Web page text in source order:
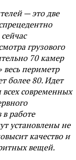
— это две
грузового
70 камер
периметр
более 80. Идет
современных
работе
установлены не
качество и
вещей.